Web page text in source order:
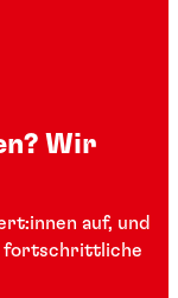
– von
über
mit seinen
für
Wir
auf, und
fortschrittliche